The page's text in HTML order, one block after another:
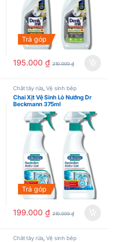
Trả góp
195.000 ₫ 210.000₫
Chất tẩy rửa,Vệ sinh bếp
Chai Xịt Vệ Sinh Lò Nướng Dr
Beckmann 375ml
Trả góp
199.000 ₫ 210.000₫
Chất tẩy rửa,Vệ sinh bếp